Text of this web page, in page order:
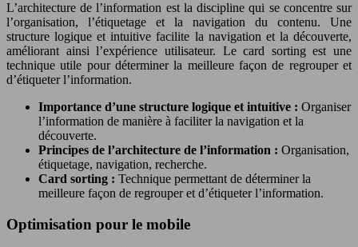
L’architecture de l’information est la discipline qui se concentre sur
l’organisation, l’étiquetage et la navigation du contenu. Une
structure logique et intuitive facilite la navigation et la découverte,
améliorant ainsi l’expérience utilisateur. Le card sorting est une
technique utile pour déterminer la meilleure façon de regrouper et
d’étiqueter l’information.
Importance d’une structure logique et intuitive : Organiser
l’information de manière à faciliter la navigation et la
découverte.
Principes de l’architecture de l’information : Organisation,
étiquetage, navigation, recherche.
Card sorting : Technique permettant de déterminer la
meilleure façon de regrouper et d’étiqueter l’information.
Optimisation pour le mobile